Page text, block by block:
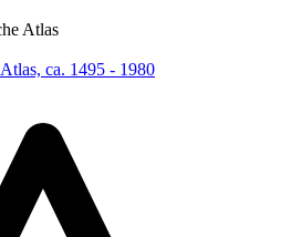
Atlas
ca. 1495 - 1980